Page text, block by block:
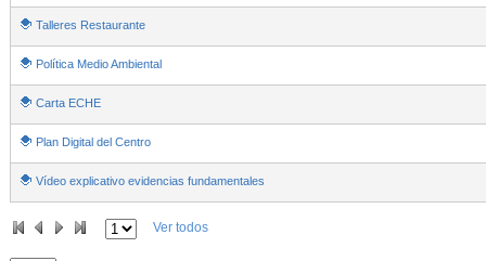
Talleres Restaurante
Política Medio Ambiental
Carta ECHE
Plan Digital del Centro
Vídeo explicativo evidencias fundamentales
Ver todos